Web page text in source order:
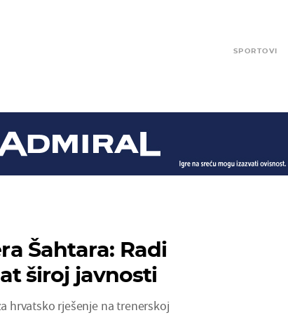
SPORTOVI
Šahtara: Radi
široj javnosti
hrvatsko rješenje na trenerskoj